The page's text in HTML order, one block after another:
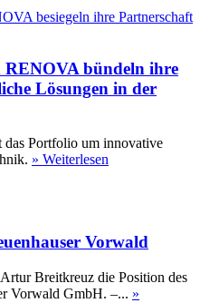
RENOVA bündeln ihre
Lösungen in der
das Portfolio um innovative
» Weiterlesen
Vorwald
Breitkreuz die Position des
Vorwald GmbH. –... »